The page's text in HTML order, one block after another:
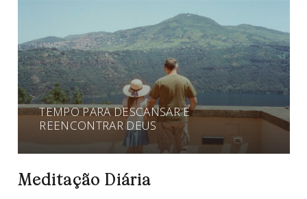
TEMPO PARA DESCANSAR E
REENCONTRAR DEUS
Meditação Diária